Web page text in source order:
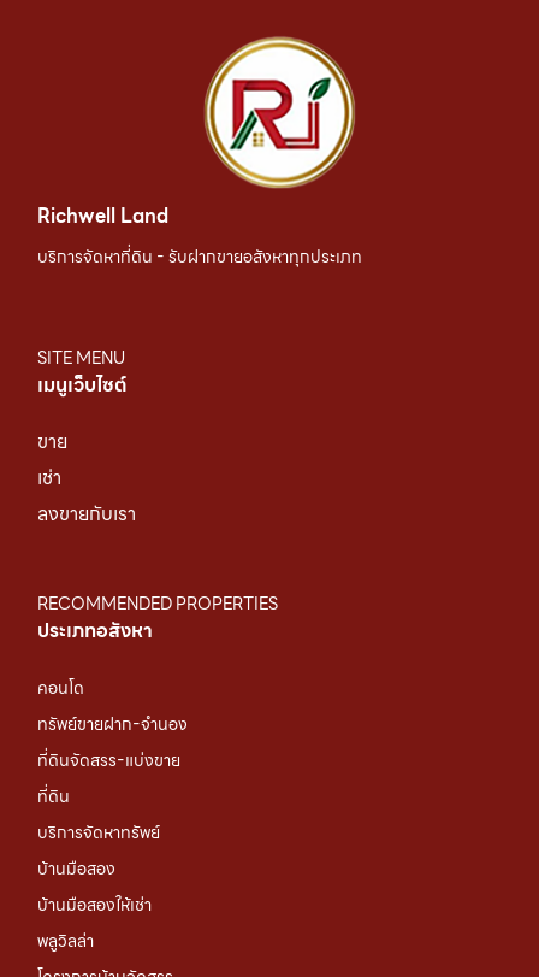
Richwell Land
บริการจัดหาที่ดิน - รับฝากขายอสังหาทุกประเภท
SITE MENU
เมนูเว็บไซต์
ขาย
เช่า
ลงขายกับเรา
RECOMMENDED PROPERTIES
ประเภทอสังหา
คอนโด
ทรัพย์ขายฝาก-จำนอง
ที่ดินจัดสรร-แบ่งขาย
ที่ดิน
บริการจัดหาทรัพย์
บ้านมือสอง
บ้านมือสองให้เช่า
พลูวิลล่า